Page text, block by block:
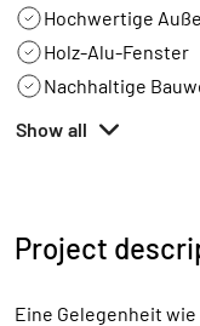
Hochwertige
Holz-Alu-Fenster
Nachhaltige
Show all
Project
Eine Gelegenheit